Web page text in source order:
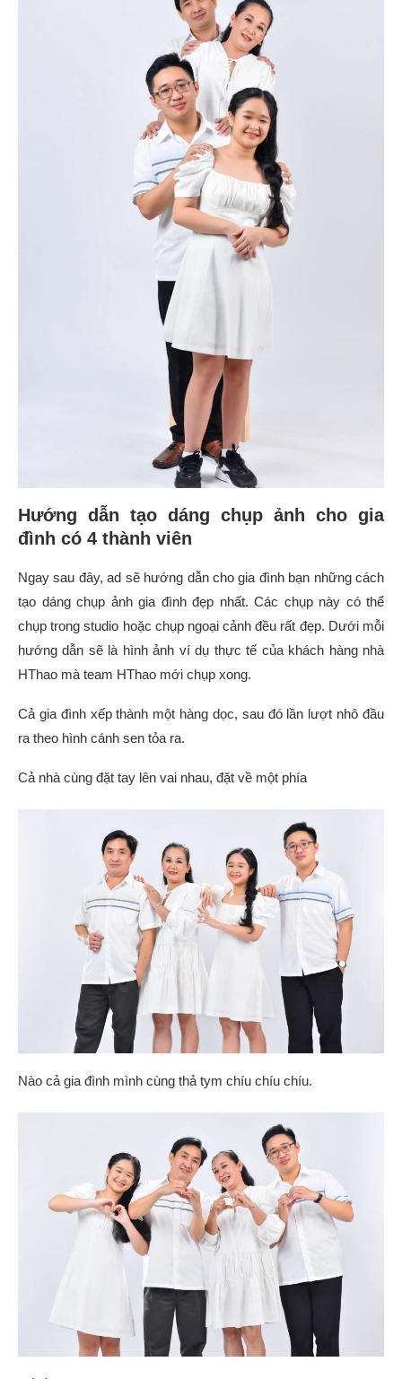
Hướng dẫn tạo dáng chụp ảnh cho gia
đình có 4 thành viên
Ngay sau đây, ad sẽ hướng dẫn cho gia đình bạn những cách
tạo dáng chụp ảnh gia đình đẹp nhất. Các chụp này có thể
chụp trong studio hoặc chụp ngoại cảnh đều rất đẹp. Dưới mỗi
hướng dẫn sẽ là hình ảnh ví dụ thực tế của khách hàng nhà
HThao mà team HThao mới chụp xong.
Cả gia đình xếp thành một hàng dọc, sau đó lần lượt nhô đầu
ra theo hình cánh sen tỏa ra.
Cả nhà cùng đặt tay lên vai nhau, đặt về một phía
Nào cả gia đình mình cùng thả tym chíu chíu chíu.